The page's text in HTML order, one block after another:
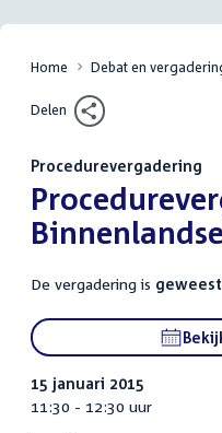
Home Debat en
Delen
Procedurevergadering
:
De vergadering is geweest
15 januari 2015
11:30 - 12:30 uur